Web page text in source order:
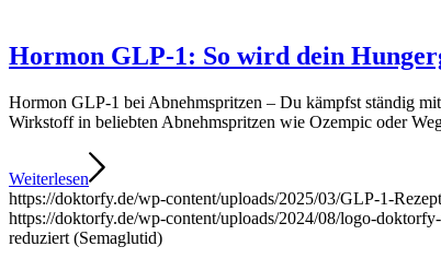
Hormon GLP-1: So wird dein
Hormon GLP-1 bei Abnehmspritzen – Du kämpfst ständig
Wirkstoff in beliebten Abnehmspritzen wie Ozempic oder
Weiterlesen
https://doktorfy.de/wp-content/uploads/2025/03/GLP-1-
https://doktorfy.de/wp-content/uploads/2024/08/logo-
reduziert (Semaglutid)